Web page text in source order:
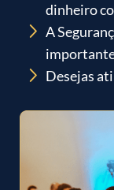
dinheiro
A
Desejas